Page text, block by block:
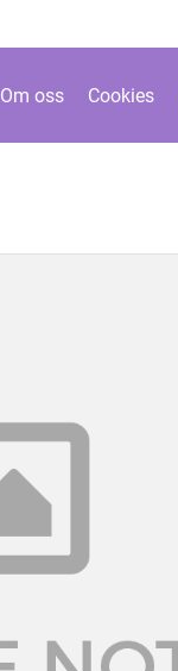
Om oss Cookies